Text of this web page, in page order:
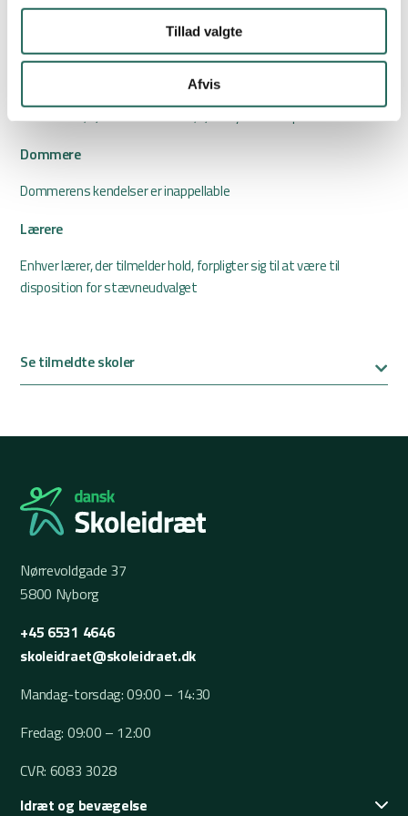
Tillad valgte
Afvis
Puljekampe
I tilfælde af pointlighed afgøres placeringen således: a)
sætforskel, b) boldscoreforskel, c) indbyrdes kampe
Dommere
Dommerens kendelser er inappellable
Lærere
Enhver lærer, der tilmelder hold, forpligter sig til at være til
disposition for stævneudvalget
Se tilmeldte skoler
Nørrevoldgade 37
5800 Nyborg
+45 6531 4646
skoleidraet@skoleidraet.dk
Mandag-torsdag: 09:00 – 14:30
Fredag: 09:00 – 12:00
CVR: 6083 3028
Idræt og bevægelse